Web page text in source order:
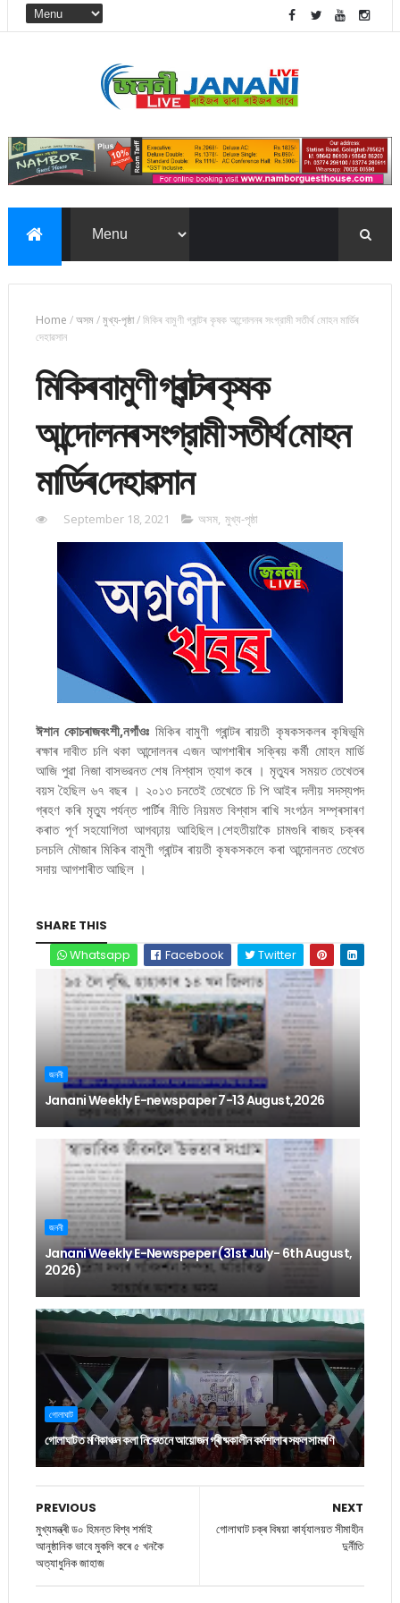
Home /অসম/মুখ্য-পৃষ্ঠা/মিকিৰ বামুণী গ্ৰান্টৰ কৃষক আন্দোলনৰ সংগ্রামী সতীৰ্থ মোহন মাৰ্ডিৰ
দেহাৱসান
মিকিৰ বামুণী গ্ৰান্টৰ কৃষক
আন্দোলনৰ সংগ্রামী সতীৰ্থ মোহন
মাৰ্ডিৰ দেহাৱসান
September 18, 2021 অসম, মুখ্য-পৃষ্ঠা
ঈশান কোচৰাজবংশী,নগাঁওঃ মিকিৰ বামুণী গ্ৰান্টৰ ৰায়তী কৃষকসকলৰ কৃষিভূমি
ৰক্ষাৰ দাবীত চলি থকা আন্দোলনৰ এজন আগশাৰীৰ সক্ৰিয় কৰ্মী মোহন মাৰ্ডি
আজি পুৱা নিজা বাসভৱনত শেষ নিশ্বাস ত্যাগ কৰে । মৃত্যুৰ সময়ত তেখেতৰ
বয়স হৈছিল ৬৭ বছৰ । ২০১৩ চনতেই তেখেতে চি পি আইৰ দলীয় সদস্যপদ
গ্ৰহণ কৰি মৃত্যু পৰ্যন্ত পাৰ্টিৰ নীতি নিয়মত বিশ্বাস ৰাখি সংগঠন সম্প্ৰসাৰণ
কৰাত পূৰ্ণ সহযোগিতা আগবঢ়ায় আহিছিল।শেহতীয়াকৈ চামগুৰি ৰাজহ চক্ৰৰ
চলচলি মৌজাৰ মিকিৰ বামুণী গ্ৰান্টৰ ৰায়তী কৃষকসকলে কৰা আন্দোলনত তেখেত
সদায় আগশাৰীত আছিল ।
SHARE THIS
Whatsapp
Facebook Twitter
জননী
Janani Weekly E-newspaper 7-13 August,2026
জননী
Janani Weekly E-Newspeper (31st July- 6th August,
2026)
গোলাঘাট
গোলাঘাটত মণিকাঞ্চন কলা নিকেতনে আয়োজন গ্ৰীষ্মকালীন কৰ্মশালাৰ সফল সামৰণি
NEXT
গোলাঘাট চক্ৰ বিষয়া কাৰ্য্যালয়ত সীমাহীন
দুৰ্নীতি
PREVIOUS
মুখ্যমন্ত্ৰী ড০ হিমন্ত বিশ্ব শৰ্মাই
আনুষ্ঠানিক ভাবে মুকলি কৰে ৫ খনকৈ
অত্যাধুনিক জাহাজ